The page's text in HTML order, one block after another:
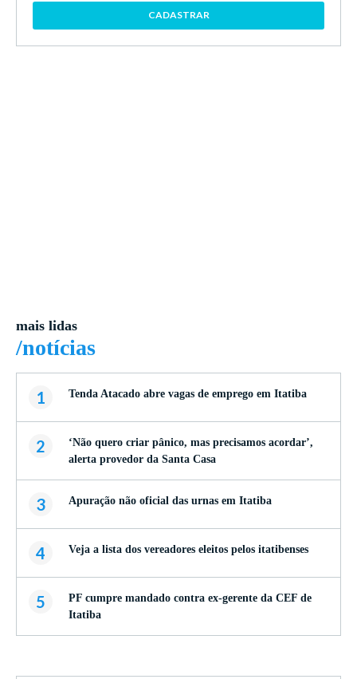
CADASTRAR
mais lidas
/notícias
1 Tenda Atacado abre vagas de emprego em Itatiba
2
‘Não quero criar pânico, mas precisamos acordar’,
alerta provedor da Santa Casa
3 Apuração não oficial das urnas em Itatiba
4 Veja a lista dos vereadores eleitos pelos itatibenses
5
PF cumpre mandado contra ex-gerente da CEF de
Itatiba